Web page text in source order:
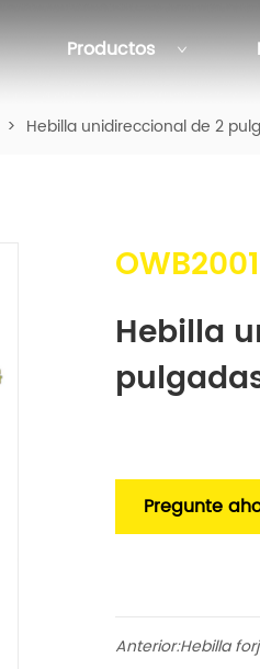
Productos
> Hebilla unidireccional de 2
OWB2001
Hebilla
Pregunte
Anterior:Hebilla